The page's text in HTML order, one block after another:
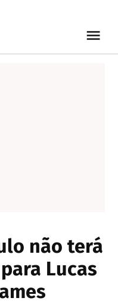
não terá
Lucas